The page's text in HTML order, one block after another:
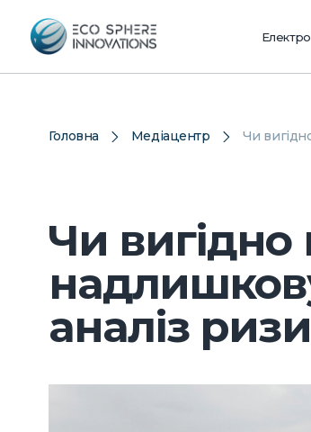
Головна Медіацентр Чи
Чи вигідно
аналіз